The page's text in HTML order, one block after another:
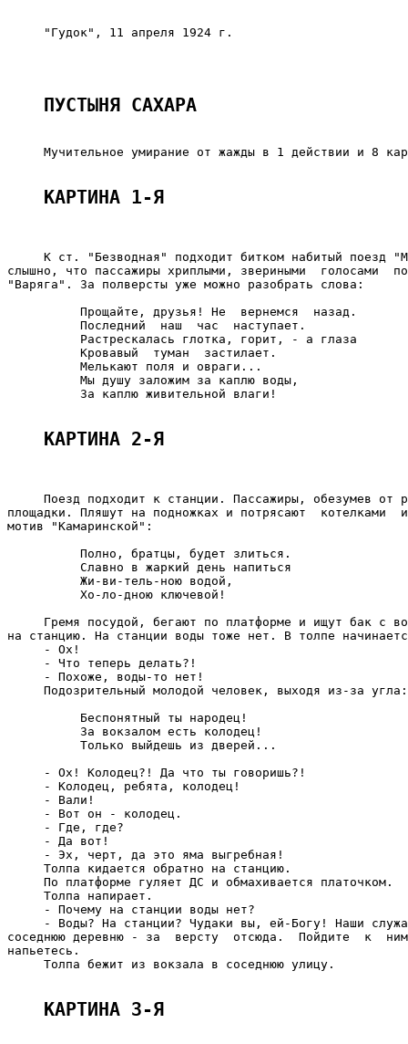
     "Гудок", 11 апреля 1924 г.
ПУСТЫНЯ САХАРА
Мучительное умирание от жажды в 1 действии и 8
КАРТИНА 1-Я
К ст. "Безводная" подходит битком набитый поезд
слышно, что пассажиры хриплыми, звериными  голосами
"Варяга". За полверсты уже можно разобрать слова:
          Прощайте, друзья! Не  вернемся  назад.
          Последний  наш  час  наступает.
          Растрескалась глотка, горит, - а глаза
          Кровавый  туман  застилает.
          Мелькают поля и овраги...
          Мы душу заложим за каплю воды,
          За каплю живительной влаги!
КАРТИНА 2-Я
Поезд подходит к станции. Пассажиры, обезумев от
площадки. Пляшут на подножках и потрясают  котелками
мотив "Камаринской":
          Полно, братцы, будет злиться.
          Славно в жаркий день напиться
          Жи-ви-тель-ною водой,
          Хо-ло-дною ключевой!
Гремя посудой, бегают по платформе и ищут бак с
на станцию. На станции воды тоже нет. В толпе
     - Ох!
     - Что теперь делать?!
     - Похоже, воды-то нет!
     Подозрительный молодой человек, выходя из-за угла:
          Беспонятный ты народец!
          За вокзалом есть колодец!
          Только выйдешь из дверей...
     - Ох! Колодец?! Да что ты говоришь?!
     - Колодец, ребята, колодец!
     - Вали!
     - Вот он - колодец.
     - Где, где?
     - Да вот!
     - Эх, черт, да это яма выгребная!
     Толпа кидается обратно на станцию.
     По платформе гуляет ДС и обмахивается платочком.
     Толпа напирает.
     - Почему на станции воды нет?
- Воды? На станции? Чудаки вы, ей-Богу! Наши
соседнюю деревню - за  версту  отсюда.  Пойдите  к
напьетесь.
     Толпа бежит из вокзала в соседнюю улицу.
КАРТИНА 3-Я